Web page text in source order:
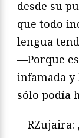
desde su
que todo
lengua
—Porque
infamada y
sólo podía
—RZujaira: